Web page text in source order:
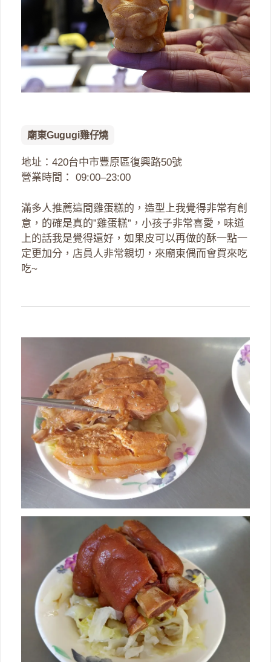
廟東Gugugi雞仔燒
地址：420台中市豐原區復興路50號
營業時間： 09:00–23:00
滿多人推薦這間雞蛋糕的，造型上我覺得非常有創
意，的確是真的”雞蛋糕”，小孩子非常喜愛，味道
上的話我是覺得還好，如果皮可以再做的酥一點一
定更加分，店員人非常親切，來廟東偶而會買來吃
吃~